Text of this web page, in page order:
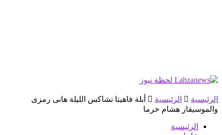
الرئيسية الرئيسية
أبلة فاهيتا تشاكس الليلة هانى رمزى
والموسيقار هشام خرما
الرئيسية